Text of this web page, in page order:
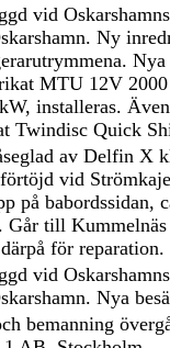
vid
Ny
MTU 12V
installeras.
Twindisc Quick
av Delfin X
vid
på babordssidan,
Går till
för reparation.
vid
Nya
bemanning